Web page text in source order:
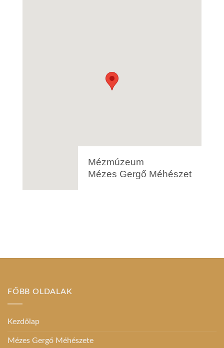
Mézmúzeum
Mézes Gergő Méhészet
FŐBB OLDALAK
Kezdőlap
Mézes Gergő Méhészete